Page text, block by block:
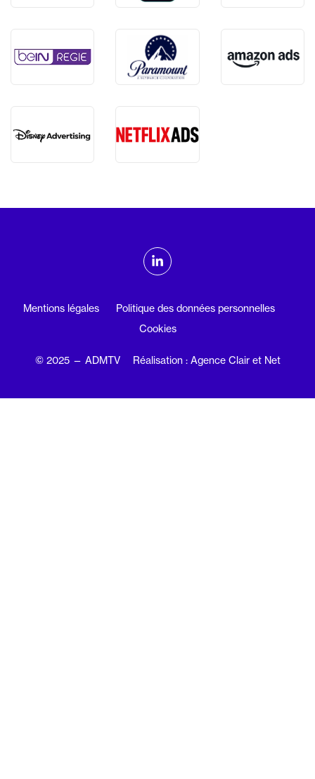
ADMTV sur les réseaux sociaux
Linkedin
Mentions légales
Politique des données personnelles
Cookies
© 2025 — ADMTV Réalisation : Agence Clair et Net